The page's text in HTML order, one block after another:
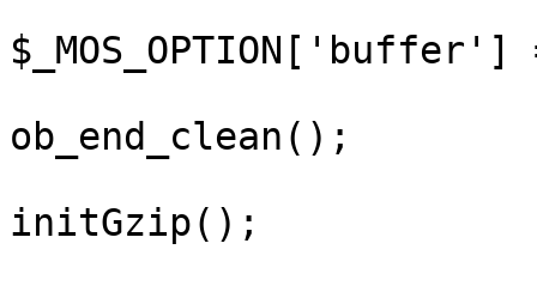
ob_end_clean();
initGzip();